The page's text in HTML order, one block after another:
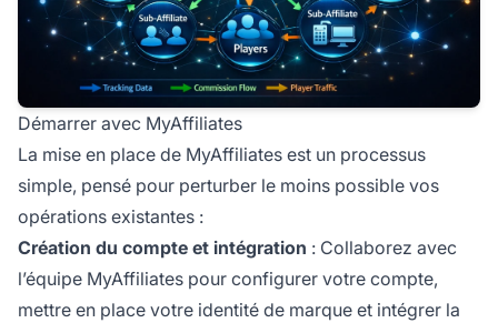
Démarrer avec MyAffiliates
La mise en place de MyAffiliates est un processus
simple, pensé pour perturber le moins possible vos
opérations existantes :
Création du compte et intégration : Collaborez avec
l’équipe MyAffiliates pour configurer votre compte,
mettre en place votre identité de marque et intégrer la